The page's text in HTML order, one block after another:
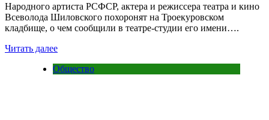
Народного артиста РСФСР, актера и режиссера театра и кино
Всеволода Шиловского похоронят на Троекуровском
кладбище, о чем сообщили в театре-студии его имени….
Читать далее
Общество